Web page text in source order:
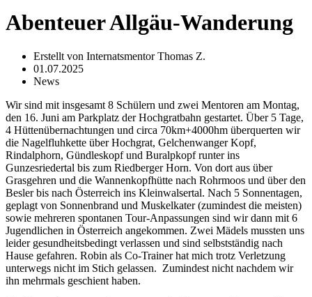
Abenteuer Allgäu-Wanderung
Erstellt von Internatsmentor Thomas Z.
01.07.2025
News
Wir sind mit insgesamt 8 Schülern und zwei Mentoren am Montag,
den 16. Juni am Parkplatz der Hochgratbahn gestartet. Über 5 Tage,
4 Hüttenübernachtungen und circa 70km+4000hm überquerten wir
die Nagelfluhkette über Hochgrat, Gelchenwanger Kopf,
Rindalphorn, Gündleskopf und Buralpkopf runter ins
Gunzesriedertal bis zum Riedberger Horn. Von dort aus über
Grasgehren und die Wannenkopfhütte nach Rohrmoos und über den
Besler bis nach Österreich ins Kleinwalsertal. Nach 5 Sonnentagen,
geplagt von Sonnenbrand und Muskelkater (zumindest die meisten)
sowie mehreren spontanen Tour-Anpassungen sind wir dann mit 6
Jugendlichen in Österreich angekommen. Zwei Mädels mussten uns
leider gesundheitsbedingt verlassen und sind selbstständig nach
Hause gefahren. Robin als Co-Trainer hat mich trotz Verletzung
unterwegs nicht im Stich gelassen. Zumindest nicht nachdem wir
ihn mehrmals geschient haben.